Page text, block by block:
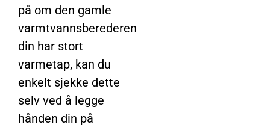
på om den gamle
varmtvannsberederen
din har stort
varmetap, kan du
enkelt sjekke dette
selv ved å legge
hånden din på